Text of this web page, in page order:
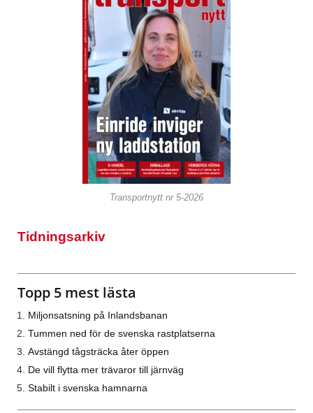
Transportnytt nr 5-2026
Tidningsarkiv
Topp 5 mest lästa
Miljonsatsning på Inlandsbanan
Tummen ned för de svenska rastplatserna
Avstängd tågsträcka åter öppen
De vill flytta mer trävaror till järnväg
Stabilt i svenska hamnarna